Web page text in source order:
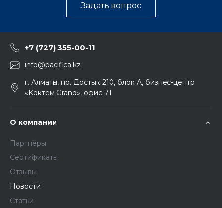
Задать вопрос
+7 (727) 355-00-11
info@pacifica.kz
г. Алматы, пр. Достык 210, блок А, бизнес-центр
«Коктем Grand», офис 71
О компании
Партнёры
Сертификаты
Отзывы
Новости
Статьи